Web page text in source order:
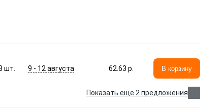
шт. 9 - 12 августа 62.63 p. В корзину
Показать еще 2 предложения